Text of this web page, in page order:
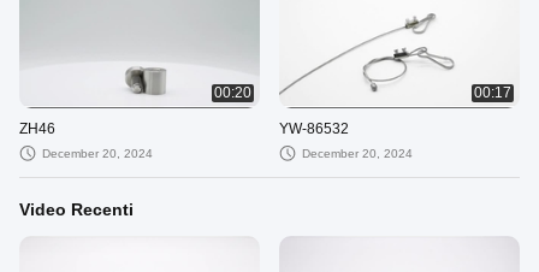
00:20
ZH46
December 20, 2024
00:17
YW-86532
December 20, 2024
Video Recenti